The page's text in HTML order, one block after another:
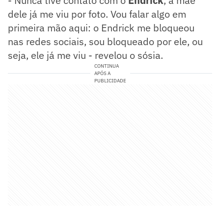
dele já me viu por foto. Vou falar algo em
primeira mão aqui: o Endrick me bloqueou
nas redes sociais, sou bloqueado por ele, ou
seja, ele já me viu - revelou o sósia.
CONTINUA
APÓS A
PUBLICIDADE